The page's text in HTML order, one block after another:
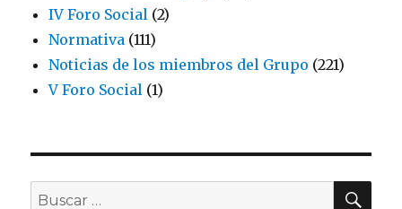
IV Foro Social (2)
Normativa (111)
Noticias de los miembros del Grupo (221)
V Foro Social (1)
Buscar